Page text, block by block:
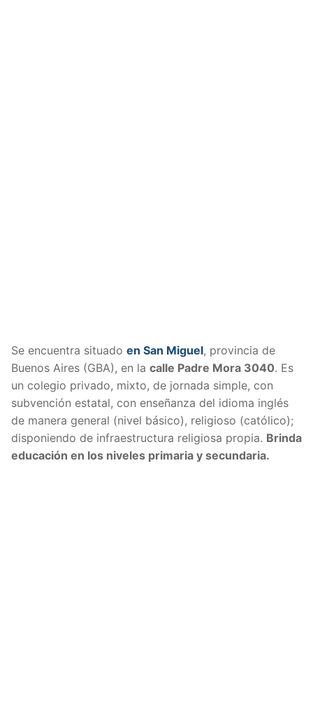
Se encuentra situado en San Miguel, provincia de
Buenos Aires (GBA), en la calle Padre Mora 3040. Es
un colegio privado, mixto, de jornada simple, con
subvención estatal, con enseñanza del idioma inglés
de manera general (nivel básico), religioso (católico);
disponiendo de infraestructura religiosa propia. Brinda
educación en los niveles primaria y secundaria.